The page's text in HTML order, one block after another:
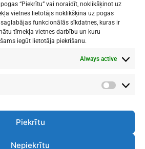
“Piekrītu” vai noraidīt, noklikšķinot uz
vietnes lietotājs noklikšķina uz pogas
saglabājas funkcionālās sīkdatnes, kuras ir
tīmekļa vietnes darbību un kuru
iegūt lietotāja piekrišanu.
Always active
Piekrītu
Nepiekrītu
centrs
vidusskola"
SKOLA